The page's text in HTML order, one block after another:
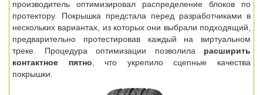
производитель оптимизировал распределение блоков по
протектору. Покрышка предстала перед разработчиками в
нескольких вариантах, из которых они выбрали подходящий,
предварительно протестировав каждый на виртуальном
треке. Процедура оптимизации позволила расширить
контактное пятно , что укрепило сцепные качества
покрышки.